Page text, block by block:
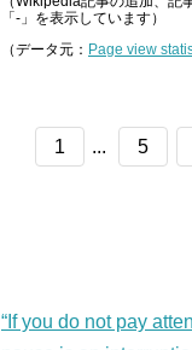
「-」を表示しています）
（データ元： Page view
1 ... 5
“If you do not pay